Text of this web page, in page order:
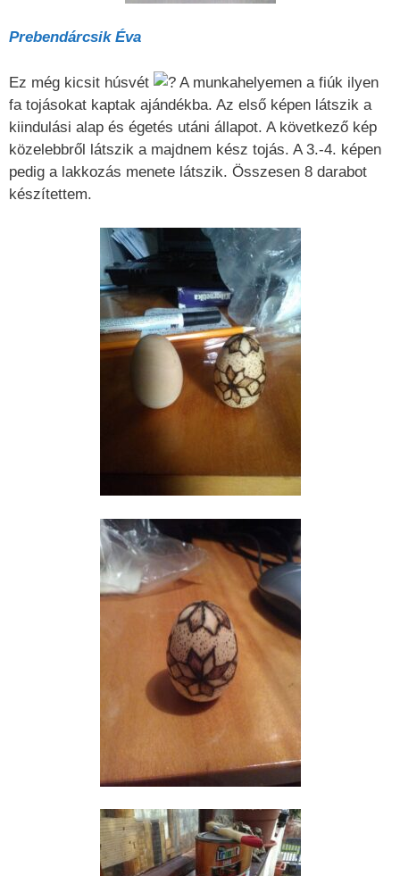
Prebendárcsik Éva
Ez még kicsit húsvét
A munkahelyemen a fiúk ilyen
fa tojásokat kaptak ajándékba. Az első képen látszik a
kiindulási alap és égetés utáni állapot. A következő kép
közelebbről látszik a majdnem kész tojás. A 3.-4. képen
pedig a lakkozás menete látszik. Összesen 8 darabot
készítettem.